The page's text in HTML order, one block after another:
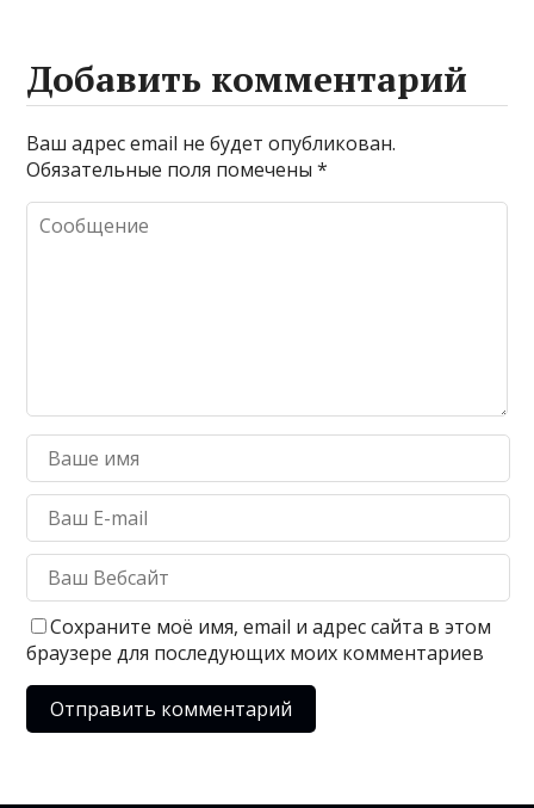
Добавить комментарий
Ваш адрес email не будет опубликован.
Обязательные поля помечены*
Сохраните моё имя, email и адрес сайта в этом
браузере для последующих моих комментариев